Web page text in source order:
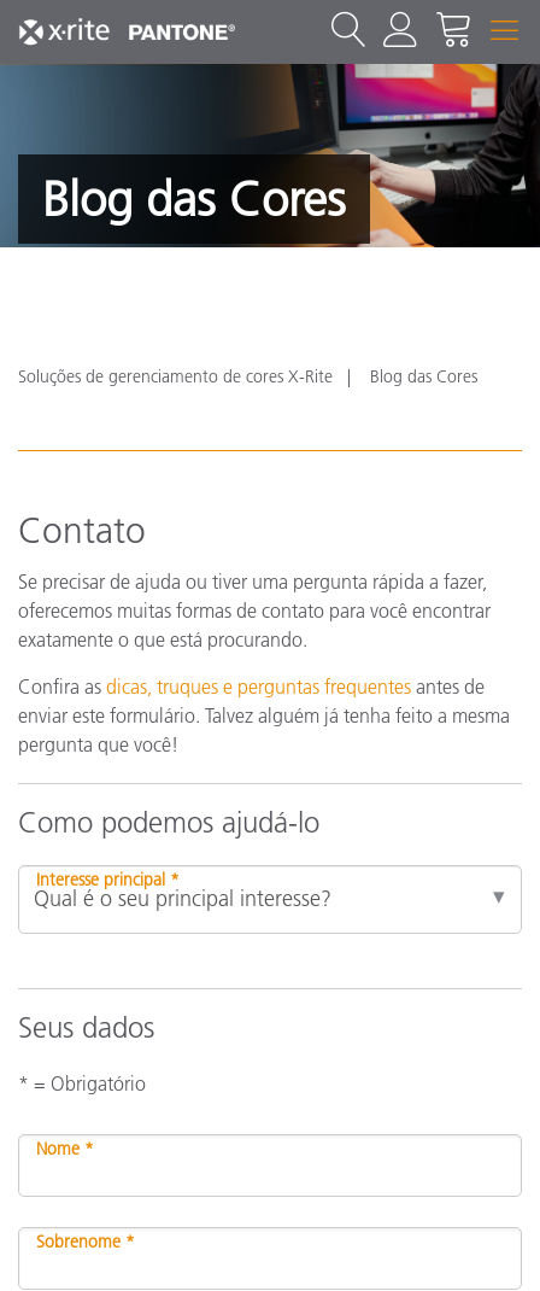
Blog das Cores
Soluções de gerenciamento de cores X-Rite Blog das Cores
Contato
Se precisar de ajuda ou tiver uma pergunta rápida a fazer,
oferecemos muitas formas de contato para você encontrar
exatamente o que está procurando.
Confira as dicas, truques e perguntas frequentes antes de
enviar este formulário. Talvez alguém já tenha feito a mesma
pergunta que você!
Como podemos ajudá-lo
Interesse principal *
Seus dados
* = Obrigatório
Nome *
Sobrenome *